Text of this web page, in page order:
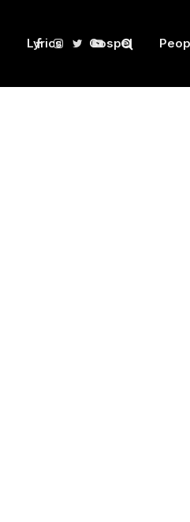
Lyrics Gospel
Facebook
Instagram
TwitterYouTube